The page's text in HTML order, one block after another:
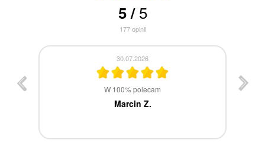
5/5
177opinii
30.07.2026
W 100% polecam
Marcin Z.